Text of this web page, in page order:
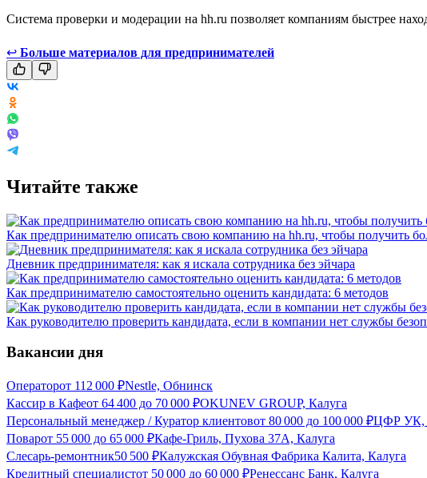
Система проверки и модерации на hh.ru позволяет компаниям быстрее
↩ Больше материалов для предпринимателей
Читайте также
Как предпринимателю описать свою компанию на hh.ru, чтобы получить
Дневник предпринимателя: как я искала сотрудника без эйчара
Как предпринимателю самостоятельно оценить кандидата: 6 методов
Как руководителю проверить кандидата, если в компании нет службы
Вакансии дня
Операторот 112 000 ₽Nestle, Обнинск
Кассир в Кафеот 64 400 до 70 000 ₽OKUNEV GROUP, Калуга
Персональный менеджер / Куратор клиентовот 80 000 до 100 000 ₽ЦФР УК,
Поварот 55 000 до 65 000 ₽Кафе-Гриль, Пухова 37А, Калуга
Слесарь-ремонтник50 500 ₽Калужская Обувная Фабрика Калита, Калуга
Кредитный специалистот 50 000 до 60 000 ₽Ренессанс Банк, Калуга